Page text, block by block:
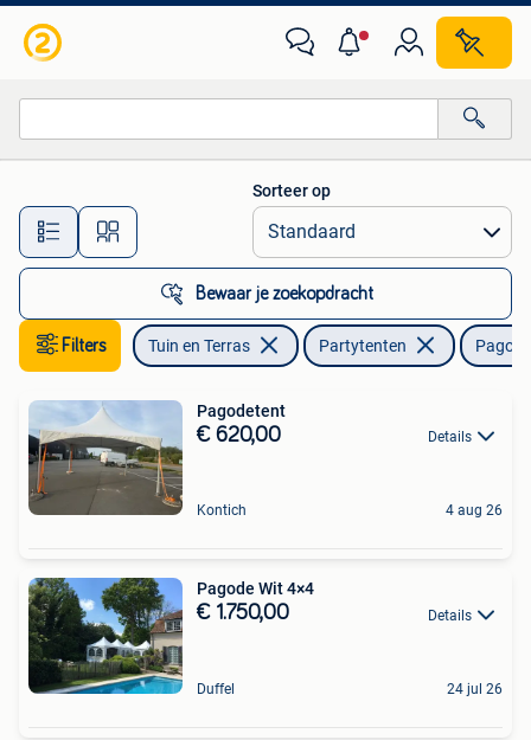
Alle afstanden…
Sorteer op
Bewaar je zoekopdracht
Filters Tuin en Terras Partytenten
Pagodetent
€ 620,00 Details
Kontich 4 aug 26
Pagode Wit 4×4
€ 1.750,00 Details
Duffel 24 jul 26